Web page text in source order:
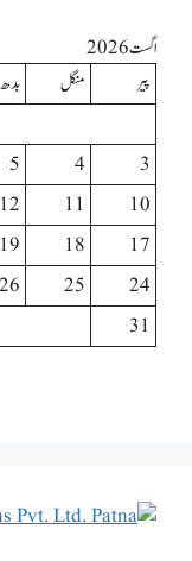
اگست 2026
پیر
منگل بدھ
3
4
5
10
11
12
17
18
19
24
25
26
31